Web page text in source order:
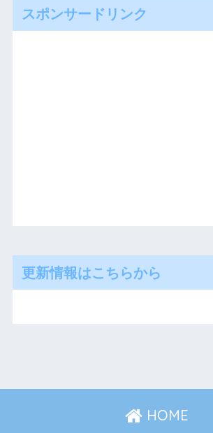
スポンサードリンク
更新情報はこちらから
HOME